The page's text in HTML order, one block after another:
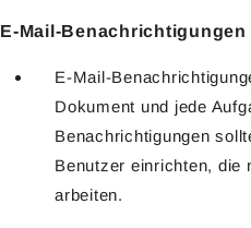
E-Mail-Benachrichtigungen
E-Mail-
Dokument und jede
Benachrichtigungen
Benutzer einrichten, die
arbeiten.